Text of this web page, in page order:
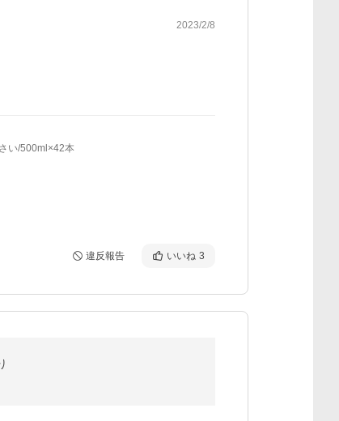
2023/2/8
い/500ml×42本
違反報告 いいね 3